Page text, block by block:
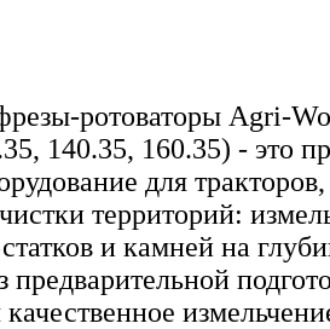
ротоваторы Agri-
140.35, 160.35) - это
для
территорий:
и камней на
предварительной